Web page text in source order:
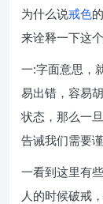
为什么说戒色
来诠释一下这个
一:字面意思，
易出错，容易
状态，那么一
告诫我们需要谨
一看到这里有
人的时候破戒